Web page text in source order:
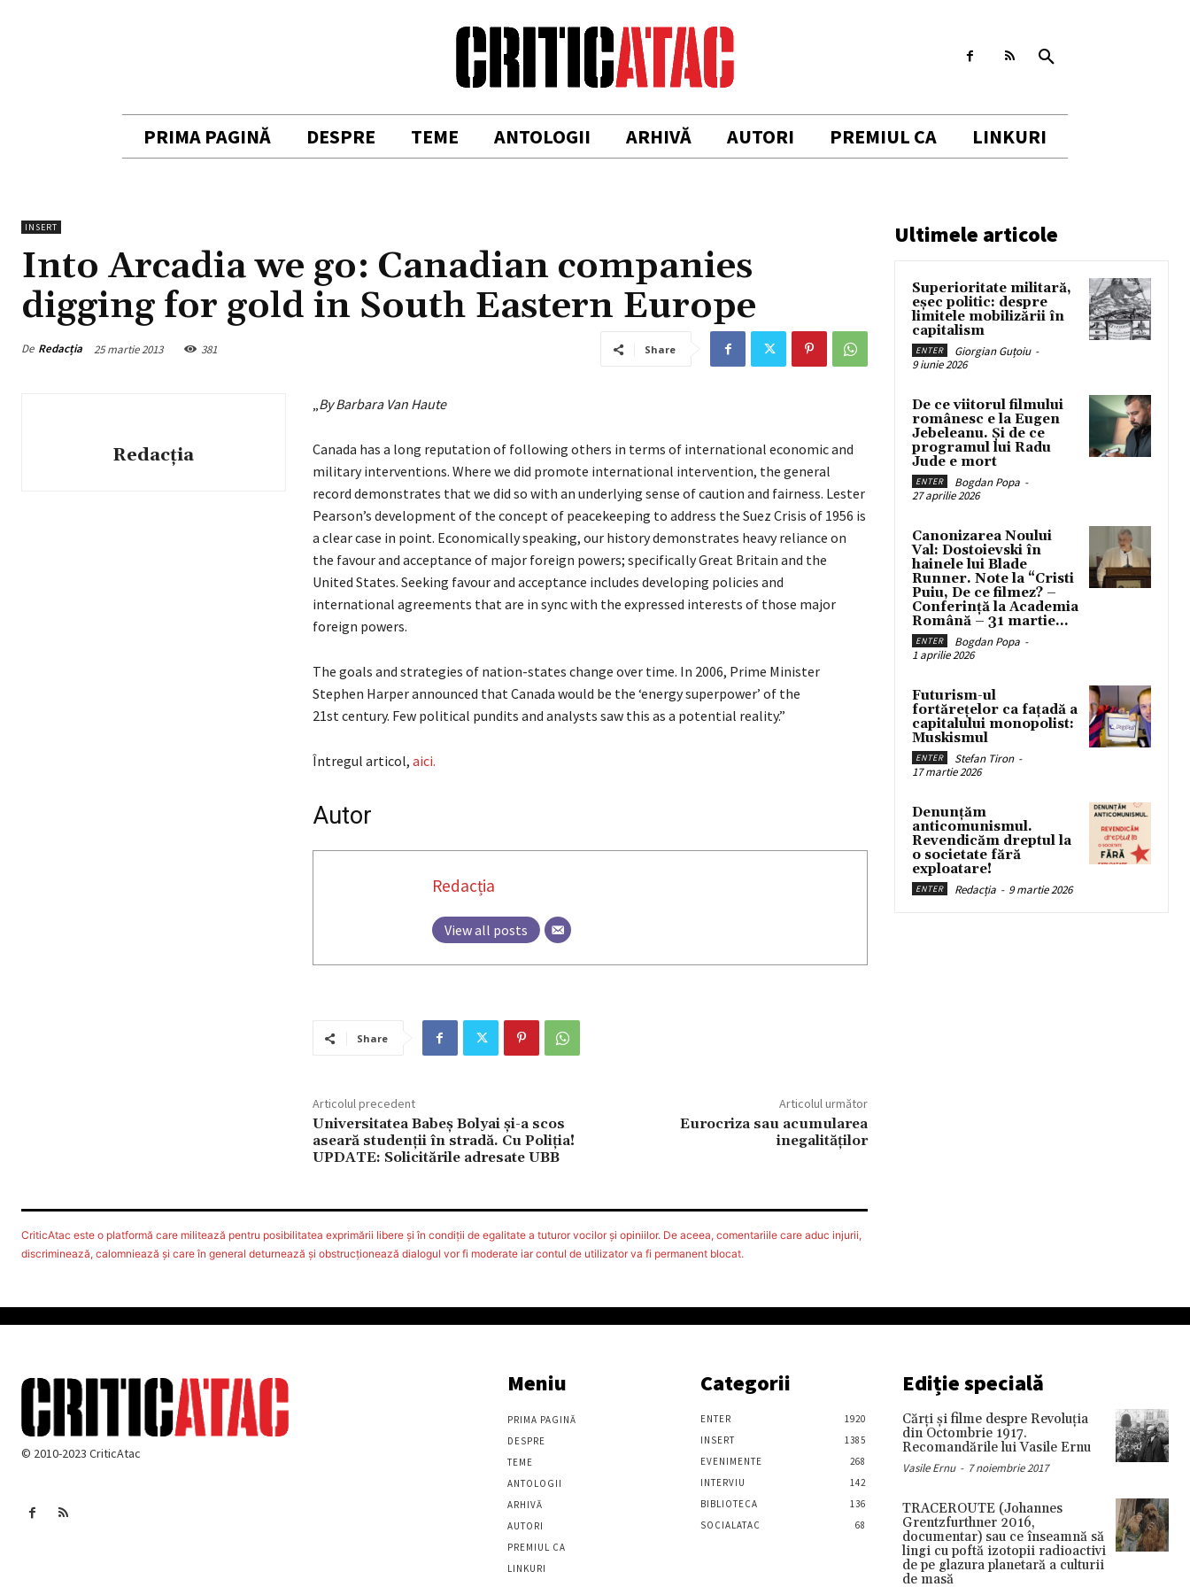
PRIMA PAGINĂ DESPRE TEME ANTOLOGII ARHIVĂ AUTORI PREMIUL CA LINKURI
INSERT
Into Arcadia we go: Canadian companies
digging for gold in South Eastern Europe
De Redacția 25 martie 2013 381 Share
Redacția
„By Barbara Van Haute
Canada has a long reputation of following others in terms of international economic and
military interventions. Where we did promote international intervention, the general
record demonstrates that we did so with an underlying sense of caution and fairness. Lester
Pearson’s development of the concept of peacekeeping to address the Suez Crisis of 1956 is
a clear case in point. Economically speaking, our history demonstrates heavy reliance on
the favour and acceptance of major foreign powers; specifically Great Britain and the
United States. Seeking favour and acceptance includes developing policies and
international agreements that are in sync with the expressed interests of those major
foreign powers.
The goals and strategies of nation-states change over time. In 2006, Prime Minister
Stephen Harper announced that Canada would be the ‘energy superpower’ of the
21st century. Few political pundits and analysts saw this as a potential reality.”
Întregul articol, aici.
Autor
Redacția
View all posts
Share
Articolul precedent
Universitatea Babeș Bolyai și-a scos
aseară studenții în stradă. Cu Poliția!
UPDATE: Solicitările adresate UBB
Articolul următor
Eurocriza sau acumularea
inegalităților
CriticAtac este o platformă care militează pentru posibilitatea exprimării libere şi în condiţii de egalitate a tuturor vocilor şi opiniilor. De aceea, comentariile care aduc injurii,
discriminează, calomniează şi care în general deturnează şi obstrucţionează dialogul vor fi moderate iar contul de utilizator va fi permanent blocat.
Ultimele articole
Superioritate militară,
eșec politic: despre
limitele mobilizării în
capitalism
ENTER Giorgian Guțoiu -
9 iunie 2026
De ce viitorul filmului
românesc e la Eugen
Jebeleanu. Și de ce
programul lui Radu
Jude e mort
ENTER Bogdan Popa -
27 aprilie 2026
Canonizarea Noului
Val: Dostoievski în
hainele lui Blade
Runner. Note la “Cristi
Puiu, De ce filmez? –
Conferință la Academia
Română – 31 martie...
ENTER Bogdan Popa -
1 aprilie 2026
Futurism-ul
fortărețelor ca fațadă a
capitalului monopolist:
Muskismul
ENTER Stefan Tiron -
17 martie 2026
Denunțăm
anticomunismul.
Revendicăm dreptul la
o societate fără
exploatare!
ENTER Redacția - 9 martie 2026
© 2010-2023 CriticAtac
Meniu
PRIMA PAGINĂ
DESPRE
TEME
ANTOLOGII
ARHIVĂ
AUTORI
PREMIUL CA
LINKURI
Categorii
ENTER
1920
INSERT
1385
EVENIMENTE
268
INTERVIU
142
BIBLIOTECA
136
SOCIALATAC
68
Ediție specială
Cărţi şi filme despre Revoluţia
din Octombrie 1917.
Recomandările lui Vasile Ernu
Vasile Ernu - 7 noiembrie 2017
TRACEROUTE (Johannes
Grentzfurthner 2016,
documentar) sau ce înseamnă să
lingi cu poftă izotopii radioactivi
de pe glazura planetară a culturii
de masă